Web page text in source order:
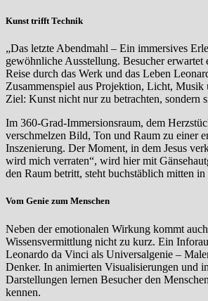
Kunst trifft Technik
„Das letzte Abendmahl – Ein immersives
gewöhnliche Ausstellung. Besucher erwartet
Reise durch das Werk und das Leben
Zusammenspiel aus Projektion, Licht, Musik
Ziel: Kunst nicht nur zu betrachten, sondern
Im 360-Grad-Immersionsraum, dem
verschmelzen Bild, Ton und Raum zu einer
Inszenierung. Der Moment, in dem Jesus
wird mich verraten“, wird hier mit
den Raum betritt, steht buchstäblich mitten
Vom Genie zum Menschen
Neben der emotionalen Wirkung kommt
Wissensvermittlung nicht zu kurz. Ein
Leonardo da Vinci als Universalgenie –
Denker. In animierten Visualisierungen und
Darstellungen lernen Besucher den
kennen.